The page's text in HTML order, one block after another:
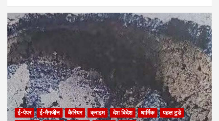
ई-पेपर ई-मैगजीन कैरियर क्राइम देश विदेश धार्मिक
पहल टुडे